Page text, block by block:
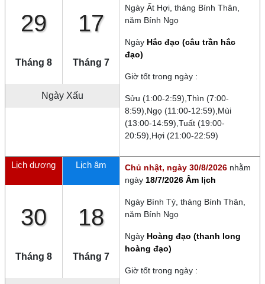
29
Tháng 8
17
Tháng 7
Ngày Xấu
Ngày Ất Hợi , tháng Bính Thân
năm Bính Ngọ
Ngày Hắc đạo (câu trần hắc
đạo)
Giờ tốt trong ngày :
Sửu (1:00-2:59),Thìn (7:00-
8:59),Ngọ (11:00-12:59),Mùi
(13:00-14:59),Tuất (19:00-
20:59),Hợi (21:00-22:59)
Lịch dương
30
Tháng 8
Lịch âm
18
Tháng 7
Chủ nhật, ngày 30/8/2026 nhằm
ngày 18/7/2026 Âm lịch
Ngày Bính Tý , tháng Bính Thân
năm Bính Ngọ
Ngày Hoàng đạo (thanh long
hoàng đạo)
Giờ tốt trong ngày :